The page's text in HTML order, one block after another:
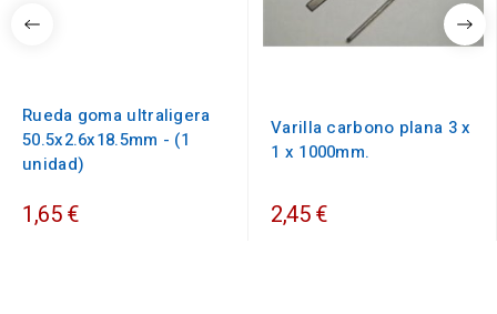
Rueda goma ultraligera
50.5x2.6x18.5mm - (1
unidad)
1,65 €
Varilla carbono plana 3 x
1 x 1000mm.
2,45 €